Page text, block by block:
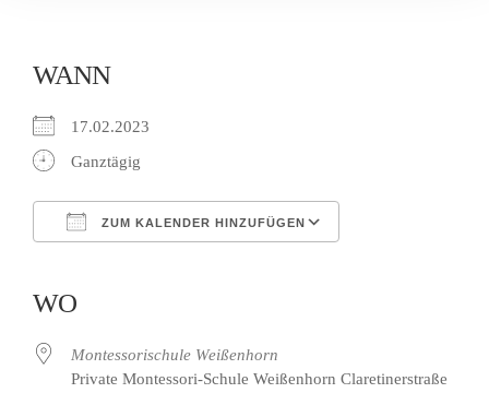
WANN
17.02.2023
Ganztägig
ZUM KALENDER HINZUFÜGEN
WO
Montessorischule Weißenhorn
Private Montessori-Schule Weißenhorn Claretinerstraße